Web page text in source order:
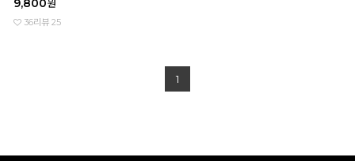
9,800원
36리뷰 25
1